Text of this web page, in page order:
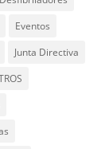
Eventos
Junta Directiva